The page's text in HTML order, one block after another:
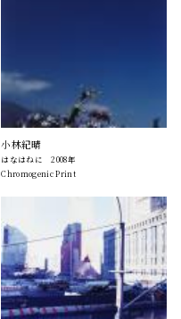
小林紀晴
はなはねに 2008年
Chromogenic Print